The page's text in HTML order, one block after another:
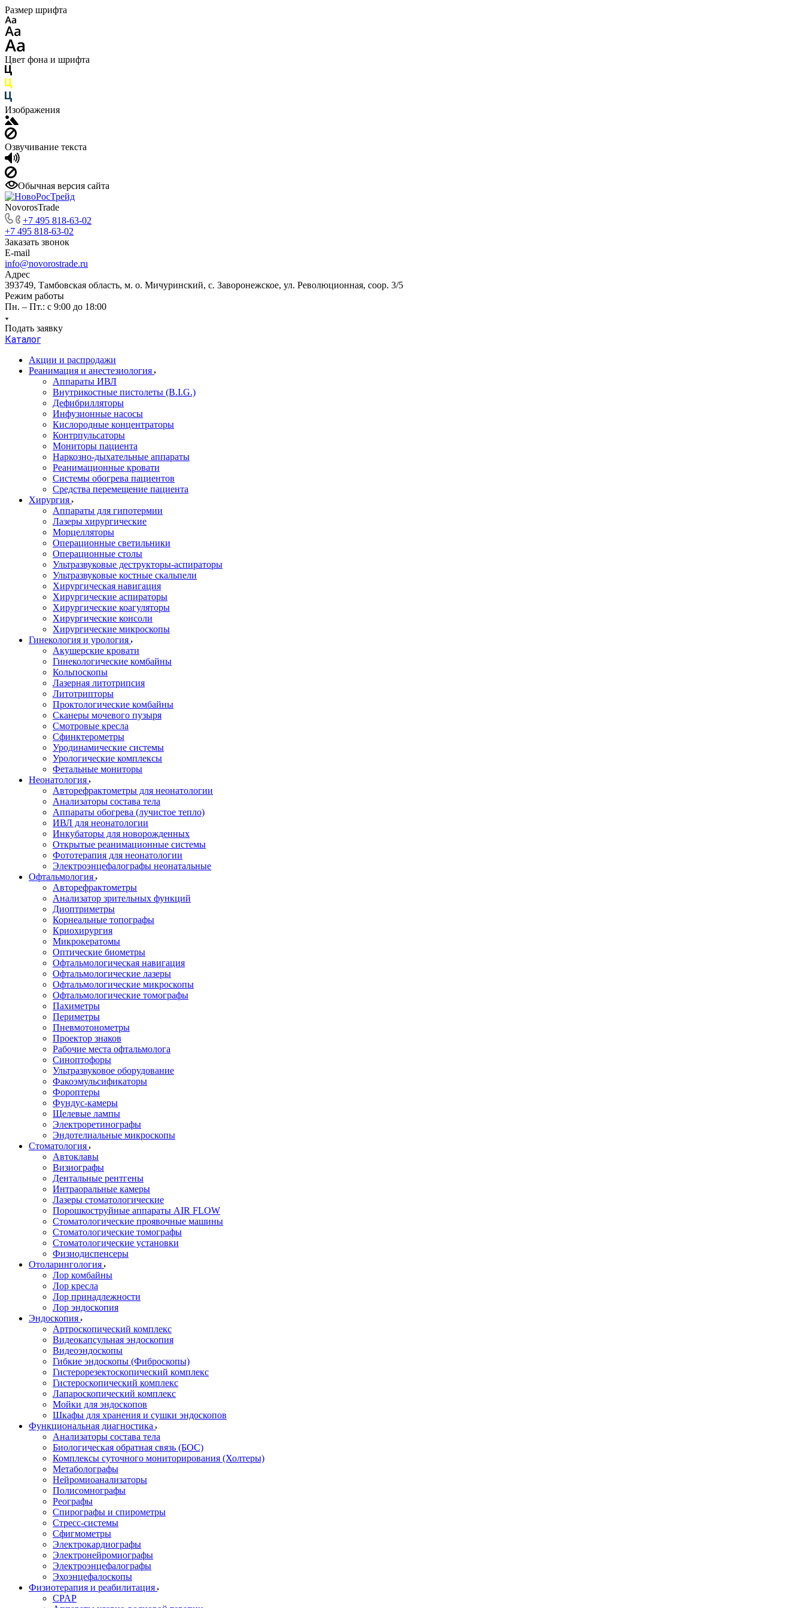
Размер шрифта
Цвет фона и шрифта
Изображения
Озвучивание текста
Обычная версия сайта
NovorosTrade
+7 495 818-63-02
+7 495 818-63-02
Заказать звонок
E-mail
info@novorostrade.ru
Адрес
393749, Тамбовская область, м. о. Мичуринский, с. Заворонежское, ул. Революционная, соор. 3/5
Режим работы
Пн. – Пт.: с 9:00 до 18:00
Подать заявку
Каталог
Акции и распродажи
Реанимация и анестезиология
Аппараты ИВЛ
Внутрикостные пистолеты (B.I.G.)
Дефибрилляторы
Инфузионные насосы
Кислородные концентраторы
Контрпульсаторы
Мониторы пациента
Наркозно-дыхательные аппараты
Реанимационные кровати
Системы обогрева пациентов
Средства перемещение пациента
Хирургия
Аппараты для гипотермии
Лазеры хирургические
Морцелляторы
Операционные светильники
Операционные столы
Ультразвуковые деструкторы-аспираторы
Ультразвуковые костные скальпели
Хирургическая навигация
Хирургические аспираторы
Хирургические коагуляторы
Хирургические консоли
Хирургические микроскопы
Гинекология и урология
Акушерские кровати
Гинекологические комбайны
Кольпоскопы
Лазерная литотрипсия
Литотрипторы
Проктологические комбайны
Сканеры мочевого пузыря
Смотровые кресла
Сфинктерометры
Уродинамические системы
Урологические комплексы
Фетальные мониторы
Неонатология
Авторефрактометры для неонатологии
Анализаторы состава тела
Аппараты обогрева (лучистое тепло)
ИВЛ для неонатологии
Инкубаторы для новорожденных
Открытые реанимационные системы
Фототерапия для неонатологии
Электроэнцефалографы неонатальные
Офтальмология
Авторефрактометры
Анализатор зрительных функций
Диоптриметры
Корнеальные топографы
Криохирургия
Микрокератомы
Оптические биометры
Офтальмологическая навигация
Офтальмологические лазеры
Офтальмологические микроскопы
Офтальмологические томографы
Пахиметры
Периметры
Пневмотонометры
Проектор знаков
Рабочие места офтальмолога
Синоптофоры
Ультразвуковое оборудование
Факоэмульсификаторы
Фороптеры
Фундус-камеры
Щелевые лампы
Электроретинографы
Эндотелиальные микроскопы
Стоматология
Автоклавы
Визиографы
Дентальные рентгены
Интраоральные камеры
Лазеры стоматологические
Порошкоструйные аппараты AIR FLOW
Стоматологические проявочные машины
Стоматологические томографы
Стоматологические установки
Физиодиспенсеры
Отоларингология
Лор комбайны
Лор кресла
Лор принадлежности
Лор эндоскопия
Эндоскопия
Артроскопический комплекс
Видеокапсульная эндоскопия
Видеоэндоскопы
Гибкие эндоскопы (Фиброcкопы)
Гистерорезектоскопический комплекс
Гистероскопический комплекс
Лапароскопический комплекс
Мойки для эндоскопов
Шкафы для хранения и сушки эндоскопов
Функциональная диагностика
Анализаторы состава тела
Биологическая обратная связь (БОС)
Комплексы суточного мониторирования (Холтеры)
Метаболографы
Нейромиоанализаторы
Полисомнографы
Реографы
Спирографы и спирометры
Стресс-системы
Сфигмометры
Электрокардиографы
Электронейромиографы
Электроэнцефалографы
Эхоэнцефалоскопы
Физиотерапия и реабилитация
CPAP